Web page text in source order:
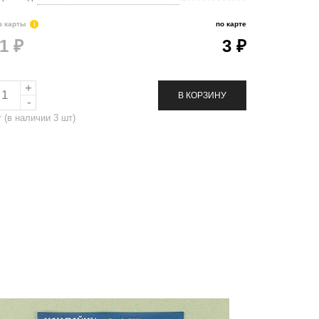
по карте
3 ₽
карты i
₽
В КОРЗИНУ
(в наличии 3 шт)